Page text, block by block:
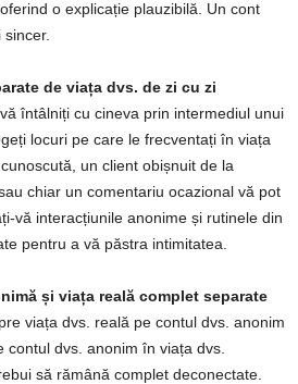
o explicație plauzibilă. Un cont
de viața dvs. de zi cu zi
întâlniți cu cineva prin intermediul unui
locuri pe care le frecventați în viața
un client obișnuit de la
chiar un comentariu ocazional vă pot
vă interacțiunile anonime și rutinele din
pentru a vă păstra intimitatea.
și viața reală complet separate
viața dvs. reală pe contul dvs. anonim
dvs. anonim în viața dvs.
să rămână complet deconectate.